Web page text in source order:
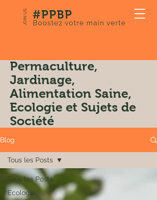
JOIN US
Permaculture,
Jardinage,
Alimentation Saine,
Ecologie et Sujets de
Société
Blog
Tous les Posts
Ecologie
Tous les Posts